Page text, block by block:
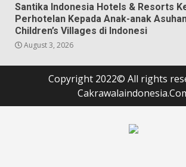
Santika Indonesia Hotels & Resorts
Perhotelan Kepada Anak-anak
Children’s Villages di Indonesi
August 3, 2026
Copyright 2022© All rights